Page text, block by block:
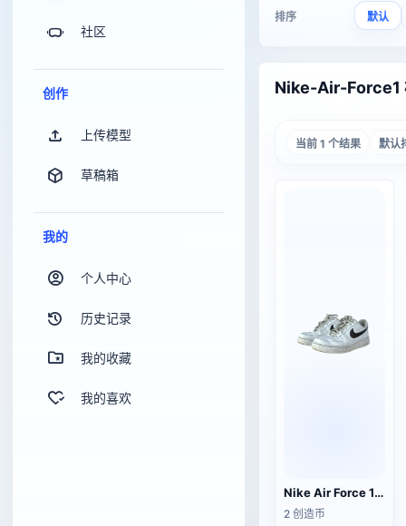
社区
创作
上传模型
草稿箱
我的
个人中心
历史记录
我的收藏
我的喜欢
排序 默认
Nike-Air-Force1
当前 1 个结果 默认
Nike Air Force 1 Low G-Dragon Peaceminusone
2 创造币